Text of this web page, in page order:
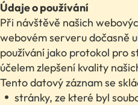
Údaje o používání
Při návštěvě našich
webovém serveru dočasně
používání jako protokol pro
účelem zlepšení kvality
Tento datový záznam se
stránky, ze které byl